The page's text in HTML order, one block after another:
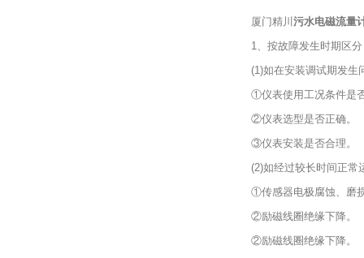
厦门精川 污水电磁流量
1、按故障发生时期区分
(1)如在安装调试期发生
①仪表使用工况条件是
②仪表选型是否正确。
③仪表安装是否合理。
(2)如经过较长时间正常
①传感器电极腐蚀、磨
②励磁线圈绝缘下降。
②励磁线圈绝缘下降。